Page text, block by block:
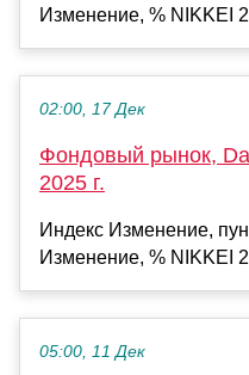
Изменение, % NIKKEI
02:00, 17 Дек
Фондовый рынок,
2025 г.
Индекс Изменение,
Изменение, % NIKKEI
05:00, 11 Дек